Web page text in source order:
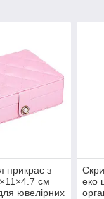
прикрас з
см
ювелірних
еко